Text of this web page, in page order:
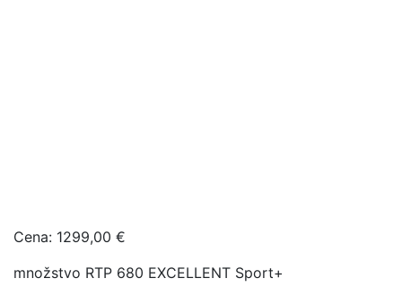
Cena: 1299,00 €
množstvo RTP 680 EXCELLENT Sport+